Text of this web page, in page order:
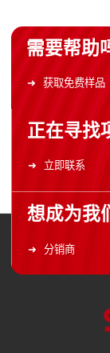
需要帮助
获取免费样品
正在寻找
立即联系
想成为我
分销商